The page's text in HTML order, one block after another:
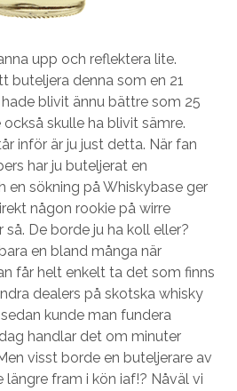
upp och reflektera lite.
buteljera denna som en 21
blivit ännu bättre som 25
skulle ha blivit sämre.
inför är ju just detta. När fan
har ju buteljerat en
en sökning på Whiskybase ger
någon rookie på wirre
De borde ju ha koll eller?
en bland många när
får helt enkelt ta det som finns
dealers på skotska whisky
kunde man fundera
handlar det om minuter
visst borde en buteljerare av
längre fram i kön iaf!? Nåväl vi